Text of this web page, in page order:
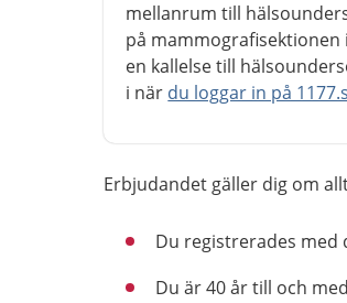
mellanrum till
på mammografisektionen
en kallelse till
i när du loggar in på
Erbjudandet gäller dig om
Du registrerades med
Du är 40 år till och